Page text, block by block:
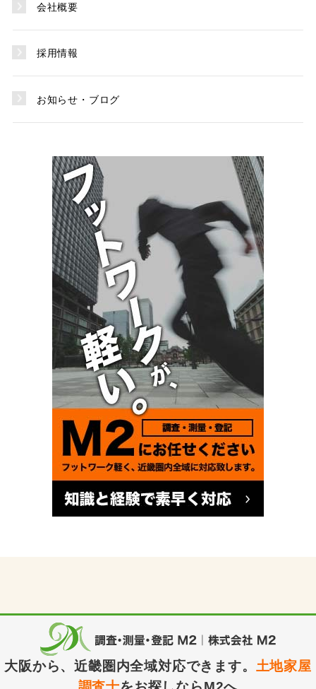
会社概要
採用情報
お知らせ・ブログ
大阪から、近畿圏内全域対応できます。 土地家屋